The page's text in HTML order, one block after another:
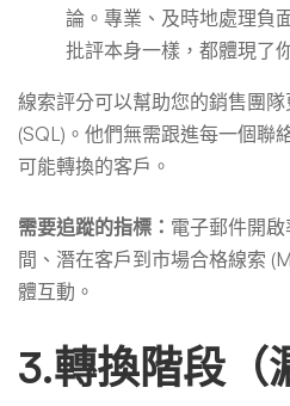
論。專業、及時地處理負
批評本身一樣，都體現了
線索評分可以幫助您的銷售團
(SQL)。他們無需跟進每一個聯
可能轉換的客戶。
需要追蹤的指標： 電子郵件開
間、潛在客戶到市場合格線索
體互動。
3.轉換階段（